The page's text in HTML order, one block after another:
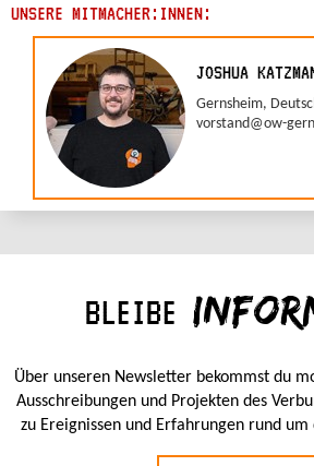
UNSERE MITMACHER:INNEN:
JOSHUA
Gernsheim,
vorstand@ow-
BLEIBE
Über unseren Newsletter bekommst du
Ausschreibungen und Projekten des
zu Ereignissen und Erfahrungen rund